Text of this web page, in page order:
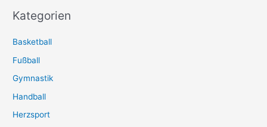
Kategorien
Basketball
Fußball
Gymnastik
Handball
Herzsport